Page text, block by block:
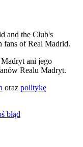
and the Club's
fans of Real Madrid.
ani jego
Realu Madryt.
oraz politykę
błąd